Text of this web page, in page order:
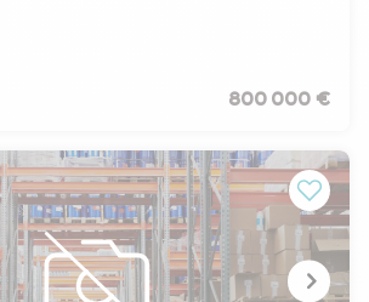
Pennes Mirabeau, nous vous proposons
de 1354m².
800 000 €